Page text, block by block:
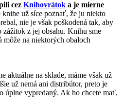
cez Knihovrátok a je mierne
knihe už síce poznať, že ju niekto
nie je však poškodená tak, aby
z jej obsahu. Knihu sme
môže na niektorých obaloch
aktuálne na sklade, máme však už
už nemá ani distribútor, preto je
úplne vypredaný. Ak ho chcete mať,